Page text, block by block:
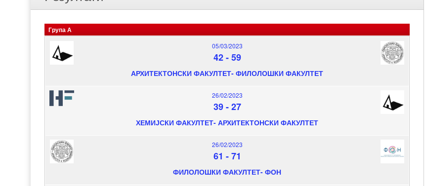
Група А
05/03/2023
42-59
АРХИТЕКТОНСКИ ФАКУЛТЕТ- ФИЛОЛОШКИ ФАКУЛТЕТ
26/02/2023
39-27
ХЕМИЈСКИ ФАКУЛТЕТ- АРХИТЕКТОНСКИ ФАКУЛТЕТ
26/02/2023
61 -71
ФИЛОЛОШКИ ФАКУЛТЕТ- ФОН